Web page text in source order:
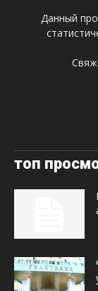
Данный
топ